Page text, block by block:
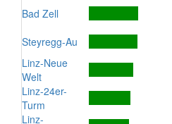
Bad Zell
Steyregg-Au
Linz-Neue
Welt
Linz-24er-
Turm
Linz-